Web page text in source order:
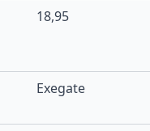
18,95
Exegate